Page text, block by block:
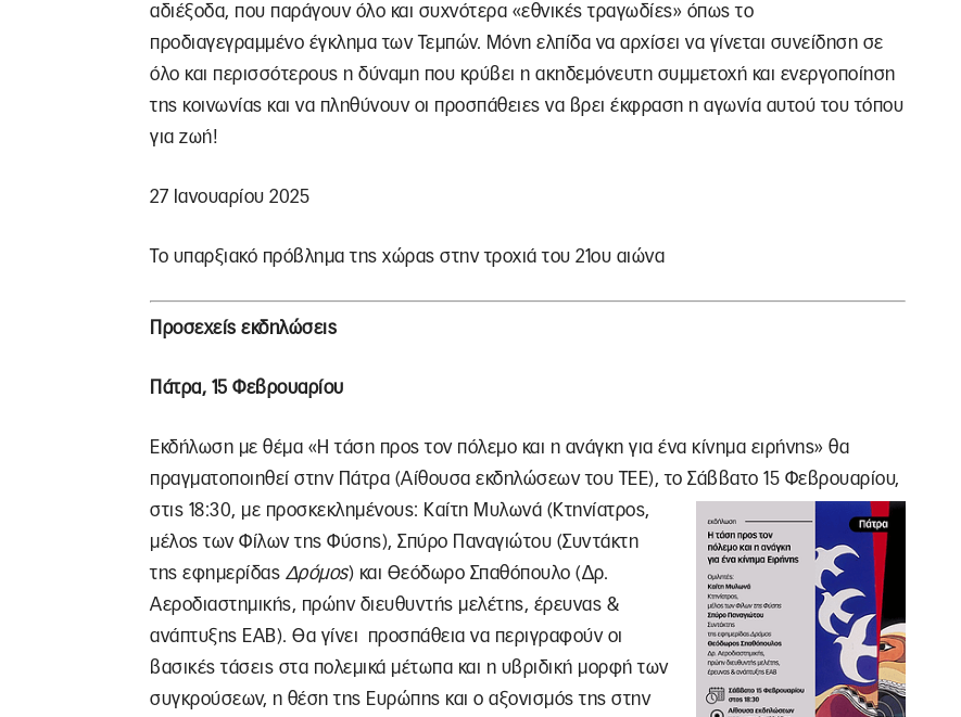
αδιέξοδα, που παράγουν όλο και συχνότερα «εθνικές τραγωδίες» όπως το
προδιαγεγραμμένο έγκλημα των Τεμπών. Μόνη ελπίδα να αρχίσει να γίνεται συνείδηση σε
όλο και περισσότερους η δύναμη που κρύβει η ακηδεμόνευτη συμμετοχή και ενεργοποίηση
της κοινωνίας και να πληθύνουν οι προσπάθειες να βρει έκφραση η αγωνία αυτού του τόπου
για ζωή!
27 Ιανουαρίου 2025
Το υπαρξιακό πρόβλημα της χώρας στην τροχιά του 21ου αιώνα
Προσεχείς εκδηλώσεις
Πάτρα, 15 Φεβρουαρίου
Εκδήλωση με θέμα «Η τάση προς τον πόλεμο και η ανάγκη για ένα κίνημα ειρήνης» θα
πραγματοποιηθεί στην Πάτρα (Αίθουσα εκδηλώσεων του ΤΕΕ), το Σάββατο 15 Φεβρουαρίου,
στις 18:30, με προσκεκλημένους: Καίτη Μυλωνά (Κτηνίατρος,
μέλος των Φίλων της Φύσης), Σπύρο Παναγιώτου (Συντάκτη
της εφημερίδας Δρόμος) και Θεόδωρο Σπαθόπουλο (Δρ.
Αεροδιαστημικής, πρώην διευθυντής μελέτης, έρευνας &
ανάπτυξης ΕΑΒ). Θα γίνει προσπάθεια να περιγραφούν οι
βασικές τάσεις στα πολεμικά μέτωπα και η υβριδική μορφή των
συγκρούσεων, η θέση της Ευρώπης και ο αξονισμός της στην